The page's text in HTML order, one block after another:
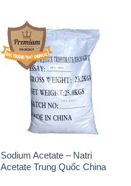
Sodium Acetate – Natri
Acetate Trung Quốc China